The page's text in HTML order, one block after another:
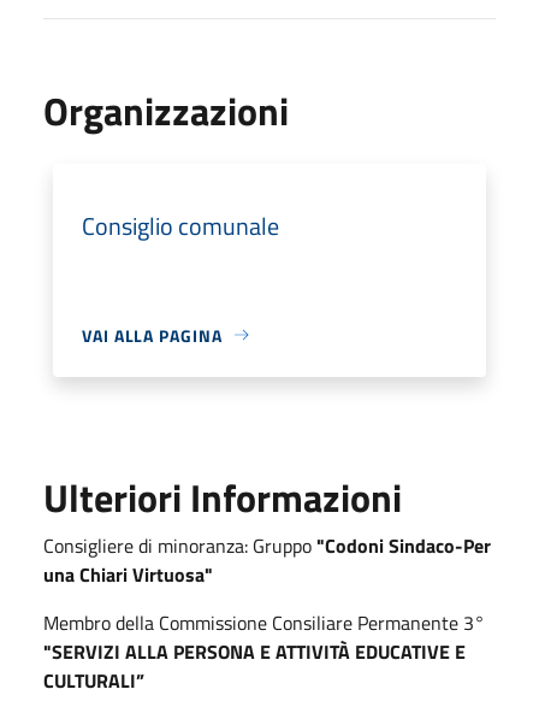
Organizzazioni
Consiglio comunale
VAI ALLA PAGINA
Ulteriori Informazioni
Consigliere di minoranza: Gruppo"Codoni Sindaco-Per
una Chiari Virtuosa"
Membro della Commissione Consiliare Permanente 3°
"SERVIZI ALLA PERSONA E ATTIVITÀ EDUCATIVE E
CULTURALI”